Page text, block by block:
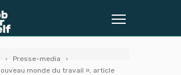
Presse-media
monde du travail », article